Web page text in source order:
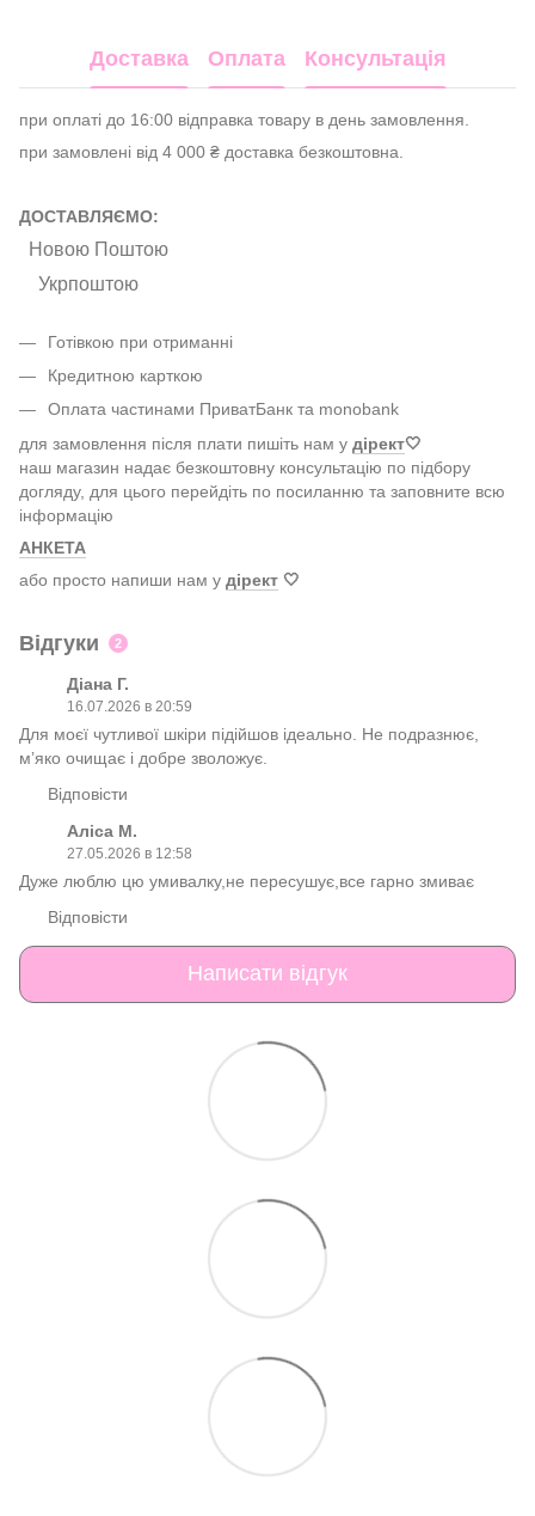
Доставка Оплата Консультація
при оплаті до 16:00 відправка товару в день замовлення.
при замовлені від 4 000 ₴ доставка безкоштовна.
ДОСТАВЛЯЄМО:
Новою Поштою
Укрпоштою
Готівкою при отриманні
Кредитною карткою
Оплата частинами ПриватБанк та monobank
для замовлення після плати пишіть нам у дірект🤍
наш магазин надає безкоштовну консультацію по підбору
догляду, для цього перейдіть по посиланню та заповните всю
інформацію
АНКЕТА
або просто напиши нам у дірект 🤍
Відгуки 2
Діана Г.
16.07.2026 в 20:59
Для моєї чутливої шкіри підійшов ідеально. Не подразнює,
мʼяко очищає і добре зволожує.
Відповісти
Аліса М.
27.05.2026 в 12:58
Дуже люблю цю умивалку,не пересушує,все гарно змиває
Відповісти
Написати відгук